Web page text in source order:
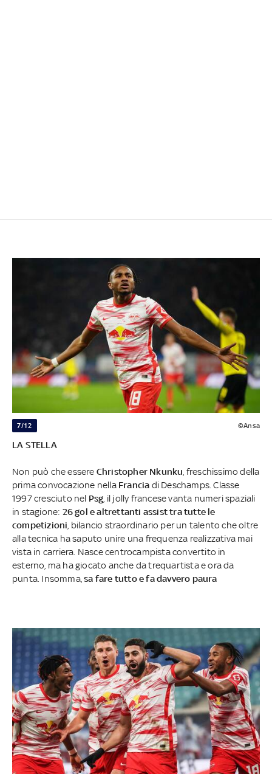
7/12 ©Ansa
LA STELLA
Non può che essere Christopher Nkunku , freschissimo della
prima convocazione nella Francia di Deschamps. Classe
1997 cresciuto nel Psg , il jolly francese vanta numeri spaziali
in stagione: 26 gol e altrettanti assist tra tutte le
competizioni , bilancio straordinario per un talento che oltre
alla tecnica ha saputo unire una frequenza realizzativa mai
vista in carriera. Nasce centrocampista convertito in
esterno, ma ha giocato anche da trequartista e ora da
punta. Insomma,sa fare tutto e fa davvero paura